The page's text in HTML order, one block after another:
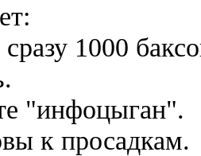
1000
"инфоцыган".
к просадкам.